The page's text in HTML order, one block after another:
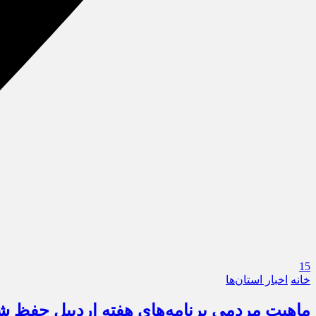
15
خانه اخبار استان‌ها
ماهیت مردمی برنامه‌های هفته اردبیل حفظ